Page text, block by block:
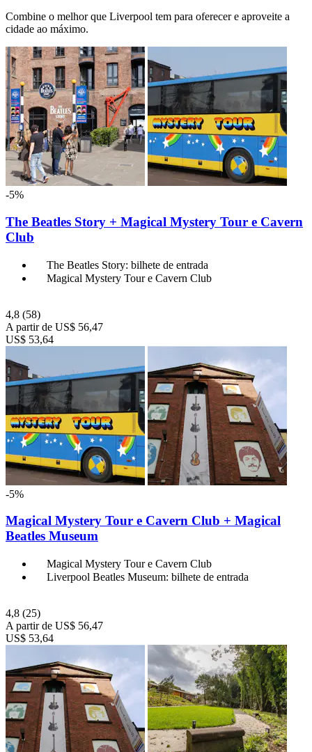
Combine o melhor que Liverpool tem para oferecer e aproveite a
cidade ao máximo.
-5%
The Beatles Story + Magical Mystery Tour e Cavern
Club
The Beatles Story: bilhete de entrada
Magical Mystery Tour e Cavern Club
4,8 (58)
A partir de US$ 56,47
US$ 53,64
-5%
Magical Mystery Tour e Cavern Club + Magical
Beatles Museum
Magical Mystery Tour e Cavern Club
Liverpool Beatles Museum: bilhete de entrada
4,8 (25)
A partir de US$ 56,47
US$ 53,64